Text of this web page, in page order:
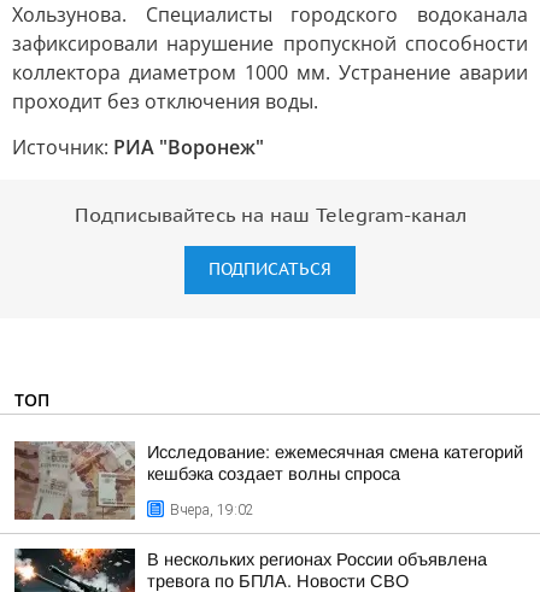
Хользунова. Специалисты городского водоканала
зафиксировали нарушение пропускной способности
коллектора диаметром 1000 мм. Устранение аварии
проходит без отключения воды.
Источник: РИА "Воронеж"
Подписывайтесь на наш Telegram-канал
ПОДПИСАТЬСЯ
ТОП
Исследование: ежемесячная смена категорий
кешбэка создает волны спроса
Вчера, 19:02
В нескольких регионах России объявлена
тревога по БПЛА. Новости СВО